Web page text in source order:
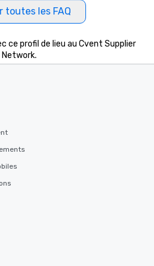
toutes les FAQ
ce profil de lieu au Cvent Supplier
Network.